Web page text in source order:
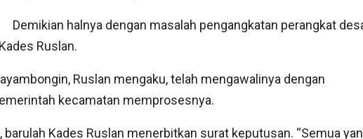
Demikian halnya dengan masalah pengangkatan perangkat
Ruslan.
Ruslan mengaku, telah mengawalinya dengan
kecamatan memprosesnya.
Kades Ruslan menerbitkan surat keputusan. “Semua